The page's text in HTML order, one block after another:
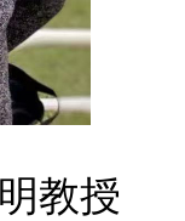
教授